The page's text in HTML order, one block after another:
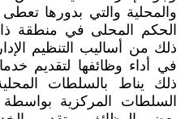
والمحلية والتي بدورها
الحكم المحلى في منطقة
ذلك من أساليب التنظيم
في أداء وظائفها لتقديم
ذلك يناط بالسلطات
السلطات المركزية